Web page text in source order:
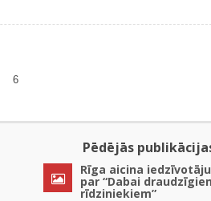
6
Pēdējās
Rīga aicina
par “Dabai
rīdziniekiem”